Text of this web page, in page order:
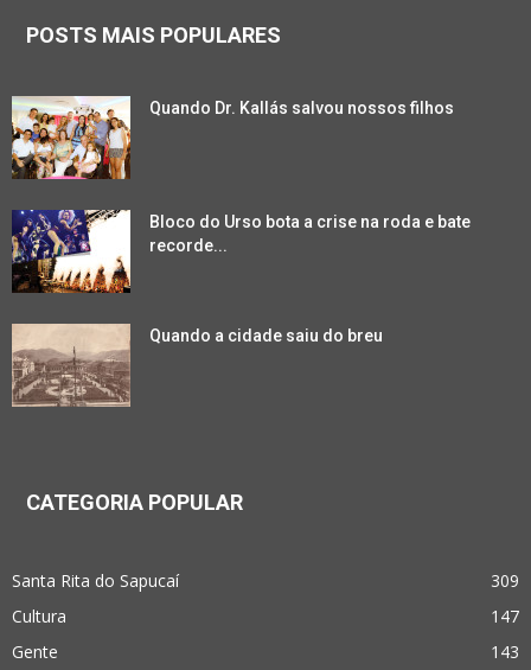
POSTS MAIS POPULARES
Quando Dr. Kallás salvou nossos filhos
Bloco do Urso bota a crise na roda e bate
recorde...
Quando a cidade saiu do breu
CATEGORIA POPULAR
Santa Rita do Sapucaí
309
Cultura
147
Gente
143